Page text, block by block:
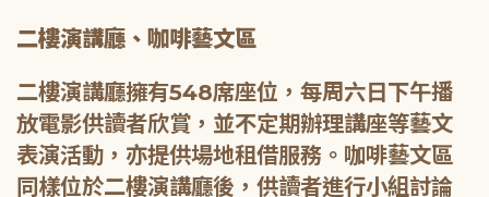
二樓演講廳、咖啡藝文區
二樓演講廳擁有548席座位，每周六日下午播
放電影供讀者欣賞，並不定期辦理講座等藝文
表演活動，亦提供場地租借服務。咖啡藝文區
同樣位於二樓演講廳後，供讀者進行小組討論